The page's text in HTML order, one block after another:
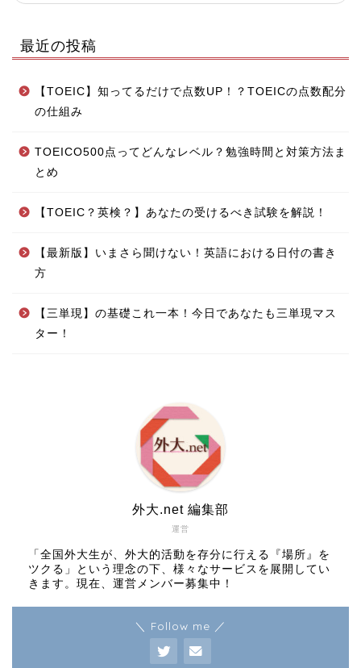
最近の投稿
【TOEIC】知ってるだけで点数UP！？TOEICの点数配分
の仕組み
TOEICO500点ってどんなレベル？勉強時間と対策方法ま
とめ
【TOEIC？英検？】あなたの受けるべき試験を解説！
【最新版】いまさら聞けない！英語における日付の書き
方
【三単現】の基礎これ一本！今日であなたも三単現マス
ター！
運営
外大.net 編集部
「全国外大生が、外大的活動を存分に行える『場所』を
ツクる」という理念の下、様々なサービスを展開してい
きます。現在、運営メンバー募集中！
＼ Follow me ／